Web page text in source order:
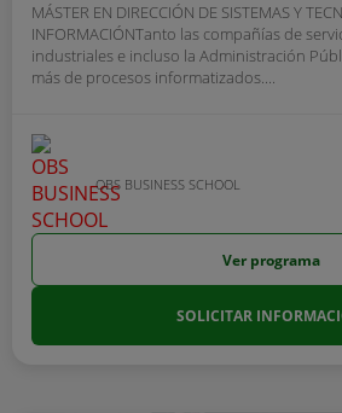
MÁSTER EN DIRECCIÓN DE SISTEMAS Y
INFORMACIÓNTanto las compañías de
industriales e incluso la Administración
más de procesos informatizados....
OBS BUSINESS SCHOOL
Ver programa
SOLICITAR